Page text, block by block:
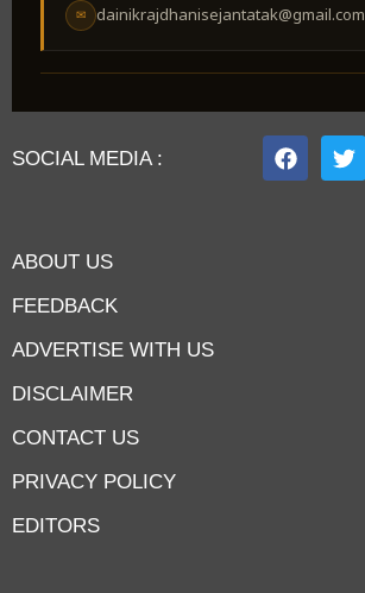
✉ dainikrajdhanisejantatak@gmail.com
SOCIAL MEDIA :
ABOUT US
FEEDBACK
ADVERTISE WITH US
DISCLAIMER
CONTACT US
PRIVACY POLICY
EDITORS